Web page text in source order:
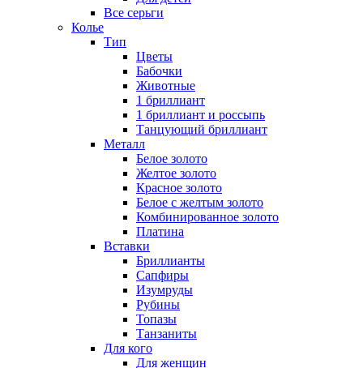
Все серьги
Колье
Тип
Цветы
Бабочки
Животные
1 бриллиант
1 бриллиант и россыпь
Танцующий бриллиант
Металл
Белое золото
Желтое золото
Красное золото
Белое с желтым золото
Комбинированное золото
Платина
Вставки
Бриллианты
Сапфиры
Изумруды
Рубины
Топазы
Танзаниты
Для кого
Для женщин